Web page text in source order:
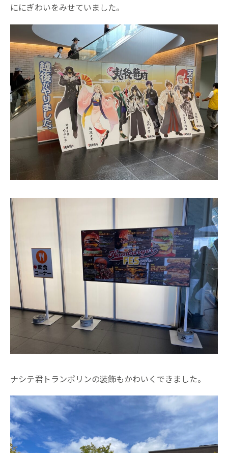
ににぎわいをみせていました。
ナシテ君トランポリンの装飾もかわいくできました。